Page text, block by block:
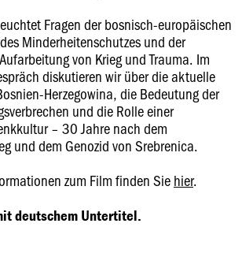
Fragen der bosnisch-europäischen
Minderheitenschutzes und der
von Krieg und Trauma. Im
diskutieren wir über die aktuelle
Herzegowina, die Bedeutung der
und die Rolle einer
– 30 Jahre nach dem
und dem Genozid von Srebrenica.
zum Film finden Sie hier.
deutschem Untertitel.